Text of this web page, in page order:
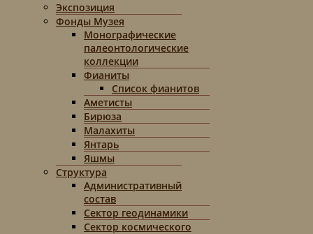
Экспозиция
Фонды Музея
Монографические
палеонтологические
коллекции
Фианиты
Список фианитов
Аметисты
Бирюза
Малахиты
Янтарь
Яшмы
Структура
Административный
состав
Сектор геодинамики
Сектор космического